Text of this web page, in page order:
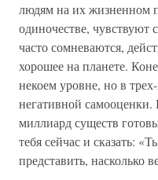
людям на их жизненном
одиночестве,
часто сомневаются,
хорошее на планете.
некоем уровне, но в
негативной
миллиард существ
тебя сейчас и сказать:
представить, насколько